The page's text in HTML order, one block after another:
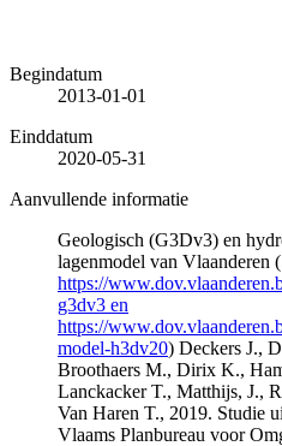
Begindatum
2013-01-01
Einddatum
2020-05-31
Aanvullende informatie
Geologisch (G3Dv3) en
lagenmodel van Vlaanderen (
https://
g3dv3 en
https://
model-h3dv20) Deckers J.,
Broothaers M., Dirix K.,
Lanckacker T., Matthijs, J.,
Van Haren T., 2019. Studie
Vlaams Planbureau voor